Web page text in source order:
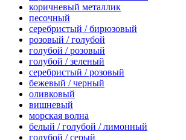
коричневый металлик
песочный
серебристый / бирюзовый
розовый / голубой
голубой / розовый
голубой / зеленый
серебристый / розовый
бежевый / черный
оливковый
вишневый
морская волна
белый / голубой / лимонный
голубой / серый